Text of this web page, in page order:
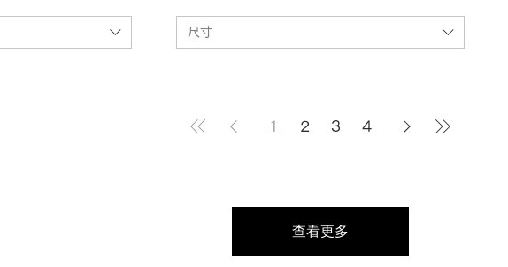
尺寸
1 2 3 4
查看更多